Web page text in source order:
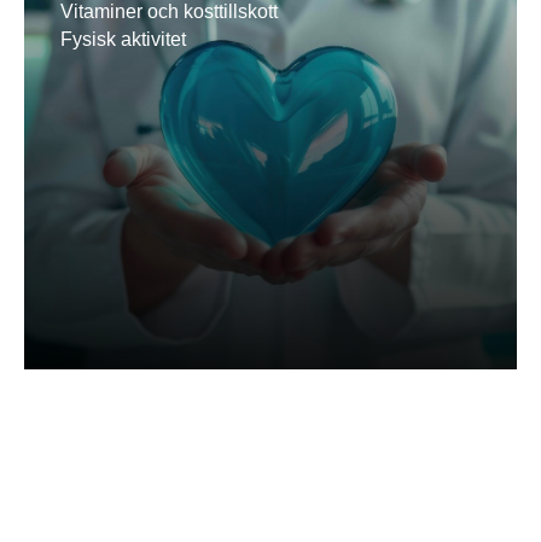
Vitaminer och kosttillskott
Fysisk aktivitet